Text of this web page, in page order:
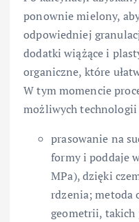
ponownie mielony,
odpowiedniej
dodatki wiążące i
organiczne, które
W tym momencie
możliwych
prasowanie na
formy i poddaje
MPa), dzięki
rdzenia; metoda
geometrii, takich